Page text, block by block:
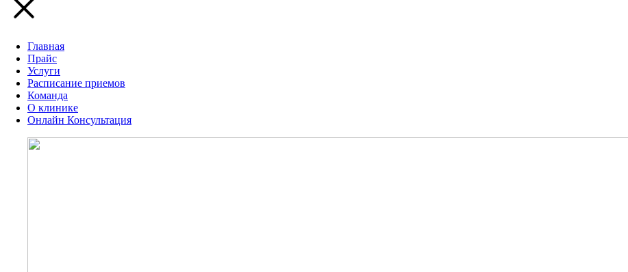
Главная
Прайс
Услуги
Расписание приемов
Команда
О клинике
Онлайн Консультация